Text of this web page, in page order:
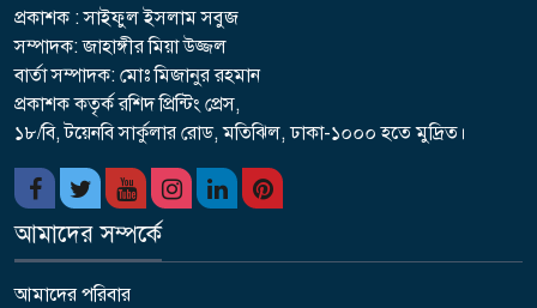
প্রকাশক : সাইফুল ইসলাম সবুজ
সম্পাদক: জাহাঙ্গীর মিয়া উজ্জল
বার্তা সম্পাদক: মোঃ মিজানুর রহমান
প্রকাশক কতৃর্ক রশিদ প্রিন্টিং প্রেস,
১৮/বি, টয়েনবি সার্কুলার রোড, মতিঝিল, ঢাকা-১০০০ হতে মুদ্রিত।
আমাদের সম্পর্কে
আমাদের পরিবার